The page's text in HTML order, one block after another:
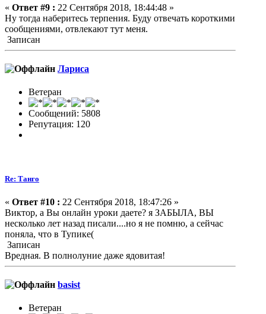
« Ответ #9 : 22 Сентября 2018, 18:44:48 »
Ну тогда наберитесь терпения. Буду отвечать короткими
сообщениями, отвлекают тут меня.
Записан
Лариса
Ветеран
Сообщений: 5808
Репутация: 120
Re: Танго
« Ответ #10 : 22 Сентября 2018, 18:47:26 »
Виктор, а Вы онлайн уроки даете? я ЗАБЫЛА, ВЫ
несколько лет назад писали....но я не помню, а сейчас
поняла, что в Тупике(
Записан
Вредная. В полнолуние даже ядовитая!
basist
Ветеран